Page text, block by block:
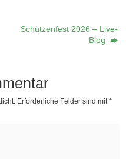
Schützenfest 2026 – Live-
Blog
Erforderliche Felder sind mit*